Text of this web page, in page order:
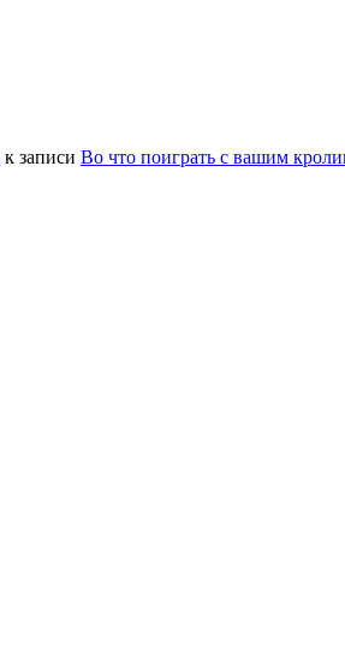
к записи Во что поиграть с вашим